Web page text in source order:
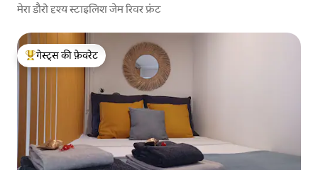
मेरा डौरो दृश्य स्टाइलिश जेम रिवर फ्रंट
गेस्ट्स का टॉप फ़ेवरेट
गेस्ट्स की फ़ेवरेट